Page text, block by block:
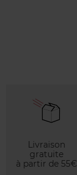
Livraison
gratuite
à partir de 55€